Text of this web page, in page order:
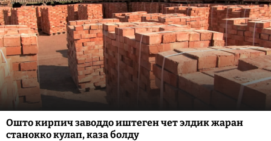
Ошто кирпич заводдо иштеген чет элдик жаран
станокко кулап, каза болду